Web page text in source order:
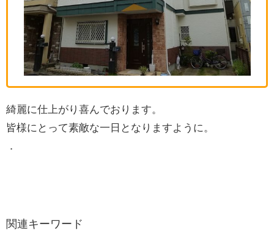
綺麗に仕上がり喜んでおります。
皆様にとって素敵な一日となりますように。
関連キーワード